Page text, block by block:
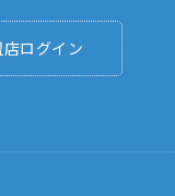
店ログイン